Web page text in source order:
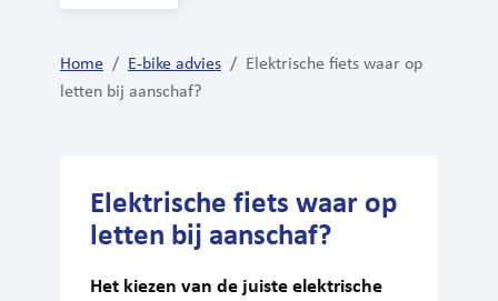
Home / E-bike advies / Elektrische fiets waar op
letten bij aanschaf?
Elektrische fiets waar op
letten bij aanschaf?
Het kiezen van de juiste elektrische